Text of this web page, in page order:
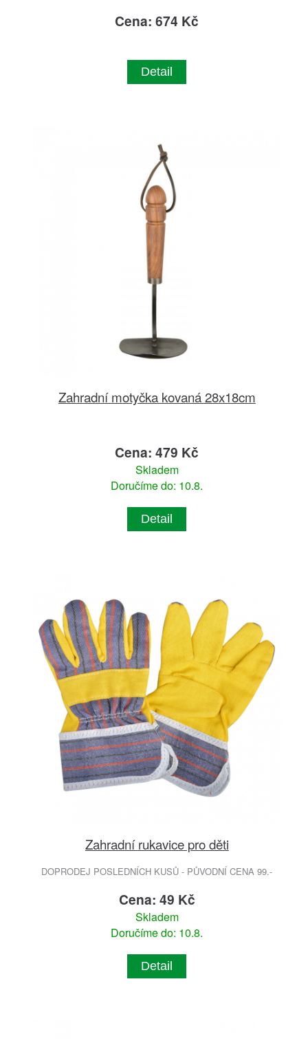
Cena: 674 Kč
Detail
Zahradní motyčka kovaná 28x18cm
Cena: 479 Kč
Skladem
Doručíme do: 10.8.
Detail
Zahradní rukavice pro děti
DOPRODEJ POSLEDNÍCH KUSŮ - PŮVODNÍ CENA 99.-
Cena: 49 Kč
Skladem
Doručíme do: 10.8.
Detail